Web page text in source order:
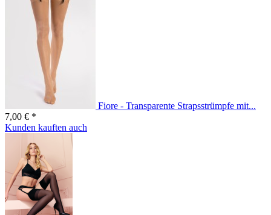
Fiore - Transparente Strapsstrümpfe mit...
7,00 € *
Kunden kauften auch